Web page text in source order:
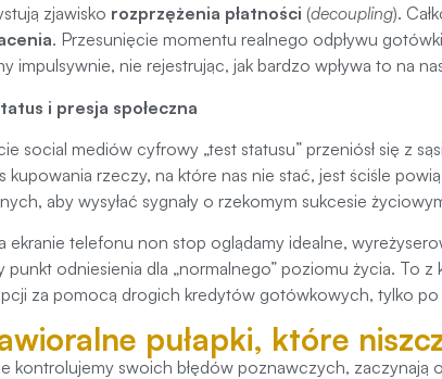
zjawisko rozprzężenia płatności (decoupling).
. Przesunięcie momentu realnego odpływu
impulsywnie, nie rejestrując, jak bardzo wpływa to na
i presja społeczna
social mediów cyfrowy „test statusu” przeniósł się z
kupowania rzeczy, na które nas nie stać, jest ściśle
aby wysyłać sygnały o rzekomym sukcesie
ekranie telefonu non stop oglądamy idealne,
punkt odniesienia dla „normalnego” poziomu życia. To
za pomocą drogich kredytów gotówkowych, tylko
pułapki, które
kontrolujemy swoich błędów poznawczych,